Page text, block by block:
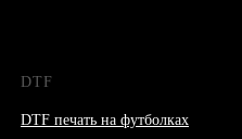
DTF
DTF печать на футболках